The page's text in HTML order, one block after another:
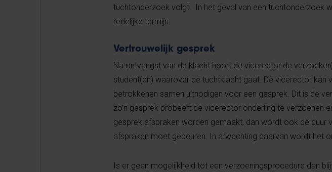
tuchtonderzoek volgt. In het geval van een tuchtonderzoek
redelijke termijn.
Vertrouwelijk gesprek
Na ontvangst van de klacht hoort de vicerector de
student(en) waarover de tuchtklacht gaat. De vicerector kan
betrokkenen samen uitnodigen voor een gesprek. Dit is de
zo’n gesprek probeert de vicerector onderling te verzoenen
gesprek afspraken worden gemaakt, dan wordt ook de duur
afspraken moet gebeuren. In afwachting daarvan wordt het
Is er geen mogelijkheid tot een verzoeningsprocedure dan